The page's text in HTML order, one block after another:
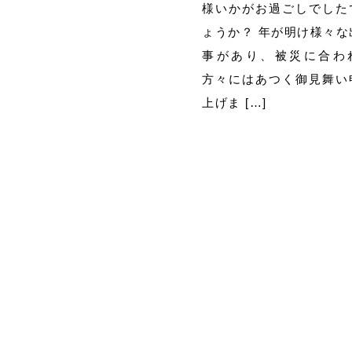
様いかがお過ごしでした
ょうか？ 年が明け様々な
事があり、被災に合わ
方々にはあつく御見舞い
上げま […]